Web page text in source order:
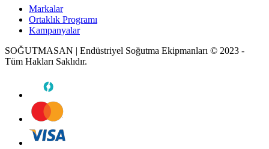
Markalar
Ortaklık Programı
Kampanyalar
SOĞUTMASAN | Endüstriyel Soğutma Ekipmanları © 2023 -
Tüm Hakları Saklıdır.